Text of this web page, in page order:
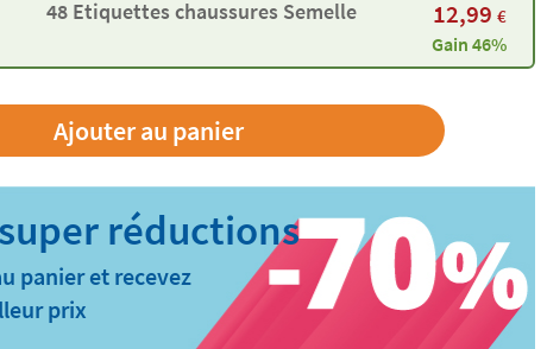
48 Etiquettes chaussures Semelle 12,99 €
Gain 46%
panier et recevez
prix